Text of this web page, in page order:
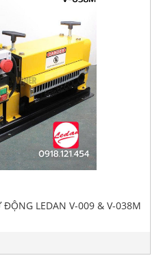
ĐỘNG LEDAN V-009 & V-038M